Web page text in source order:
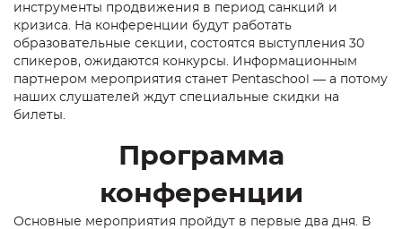
инструменты продвижения в период санкций и
кризиса. На конференции будут работать
образовательные секции, состоятся выступления 30
спикеров, ожидаются конкурсы. Информационным
партнером мероприятия станет Pentaschool — а потому
наших слушателей ждут специальные скидки на
билеты.
Программа
конференции
Основные мероприятия пройдут в первые два дня. В